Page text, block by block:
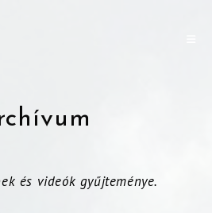
és videók gyűjteménye.